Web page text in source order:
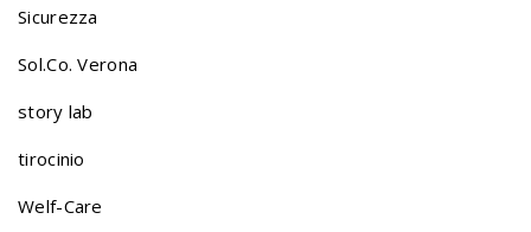
a
t
Sicurezza
Sol.Co. Verona
story lab
tirocinio
Welf-Care